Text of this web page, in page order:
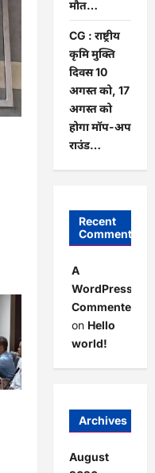
मौत…
CG : राष्ट्रीय
कृमि मुक्ति
दिवस 10
अगस्त को, 17
अगस्त को
होगा मॉप-अप
राउंड…
Recent
Comments
A
WordPress
Commenter
on Hello
world!
Archives
August